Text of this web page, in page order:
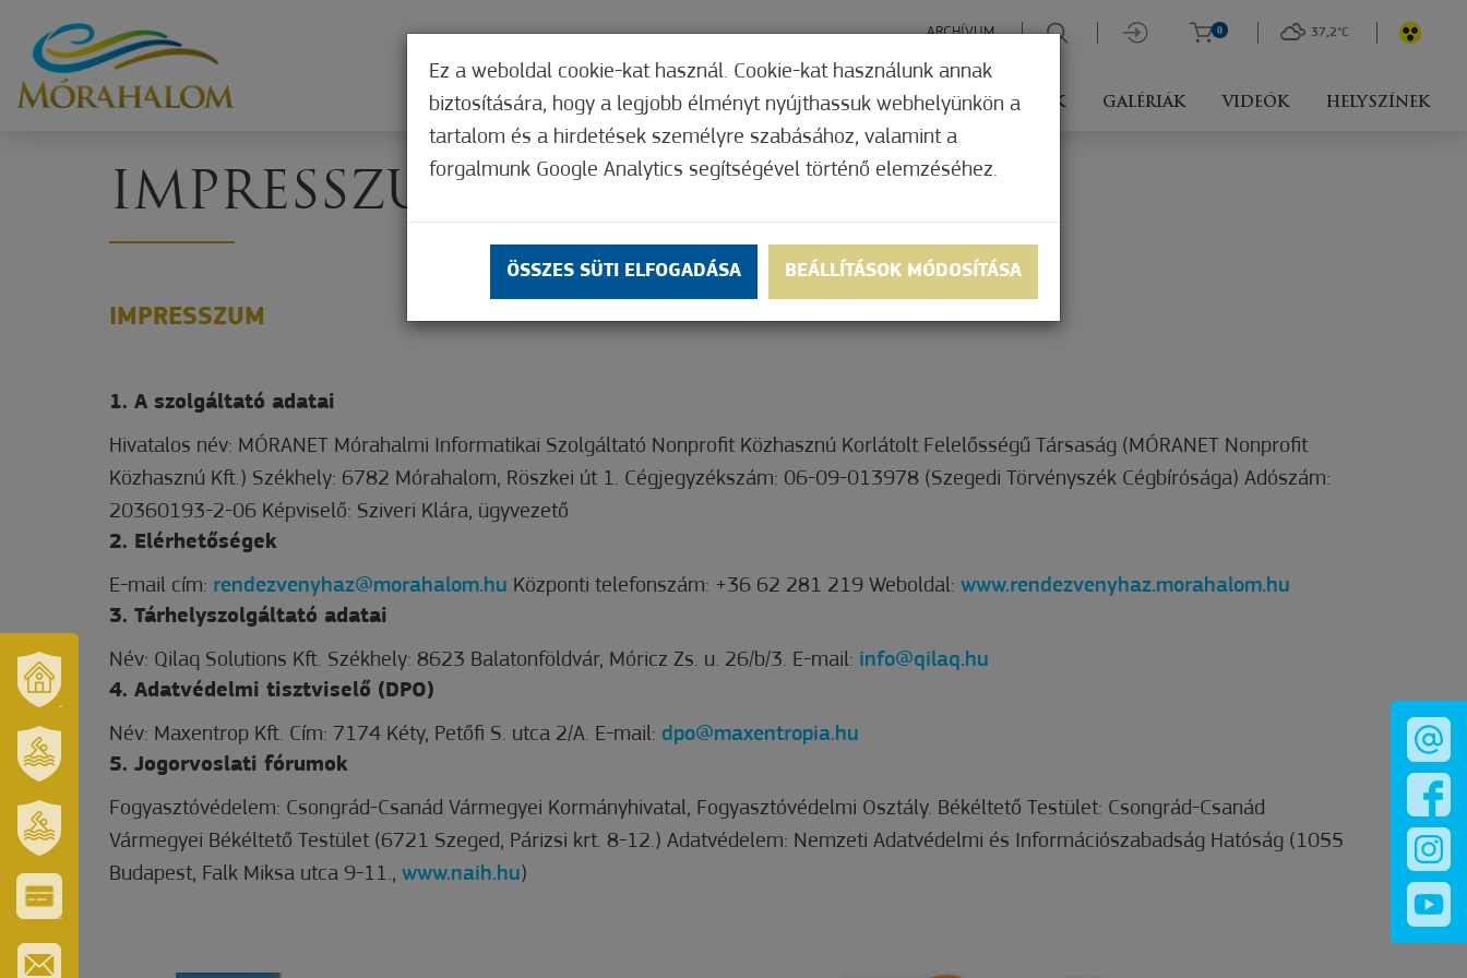
ÉS
TÉRSÉGÜNK
TURISZTIKA
ERZSÉBET
GYÓGYFÜRDŐ
ÉS
TURISZTIKAI
HÍREK ELŐADÁSOK RÓLUNK GALÉRIÁK VIDEÓK HELYSZÍNEK
ARCHÍVUM 0 37,2°C
IMPRESSZUM
IMPRESSZUM
1. A szolgáltató adatai
Hivatalos név: MÓRANET Mórahalmi Informatikai Szolgáltató Nonprofit Közhasznú Korlátolt Felelősségű Társaság (MÓRANET Nonprofit
Közhasznú Kft.) Székhely: 6782 Mórahalom, Röszkei út 1. Cégjegyzékszám: 06-09-013978 (Szegedi Törvényszék Cégbírósága) Adószám:
20360193-2-06 Képviselő: Sziveri Klára, ügyvezető
2. Elérhetőségek
E-mail cím: rendezvenyhaz@morahalom.hu Központi telefonszám: +36 62 281 219 Weboldal: www.rendezvenyhaz.morahalom.hu
3. Tárhelyszolgáltató adatai
Név: Qilaq Solutions Kft. Székhely: 8623 Balatonföldvár, Móricz Zs. u. 26/b/3. E-mail: info@qilaq.hu
4. Adatvédelmi tisztviselő (DPO)
Név: Maxentrop Kft. Cím: 7174 Kéty, Petőfi S. utca 2/A. E-mail: dpo@maxentropia.hu
5. Jogorvoslati fórumok
Fogyasztóvédelem: Csongrád-Csanád Vármegyei Kormányhivatal, Fogyasztóvédelmi Osztály. Békéltető Testület: Csongrád-Csanád
Vármegyei Békéltető Testület (6721 Szeged, Párizsi krt. 8-12.) Adatvédelem: Nemzeti Adatvédelmi és Információszabadság Hatóság (1055
Budapest, Falk Miksa utca 9-11., www.naih.hu)
Ez a weboldal cookie-kat használ. Cookie-kat használunk annak
biztosítására, hogy a legjobb élményt nyújthassuk webhelyünkön a
tartalom és a hirdetések személyre szabásához, valamint a
forgalmunk Google Analytics segítségével történő elemzéséhez.
ÖSSZES SÜTI ELFOGADÁSA BEÁLLÍTÁSOK MÓDOSÍTÁSA